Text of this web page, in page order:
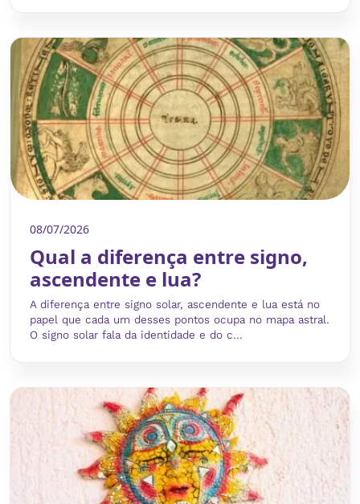
08/07/2026
Qual a diferença entre signo,
ascendente e lua?
A diferença entre signo solar, ascendente e lua está no
papel que cada um desses pontos ocupa no mapa astral.
O signo solar fala da identidade e do c...